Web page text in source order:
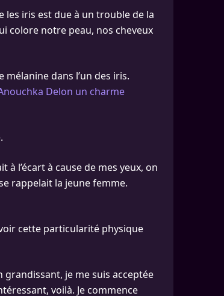
iris est due à un trouble de la
colore notre peau, nos cheveux
mélanine dans l’un des iris.
Delon un charme
l’écart à cause de mes yeux, on
rappelait la jeune femme.
cette particularité physique
grandissant, je me suis acceptée
voilà. Je commence